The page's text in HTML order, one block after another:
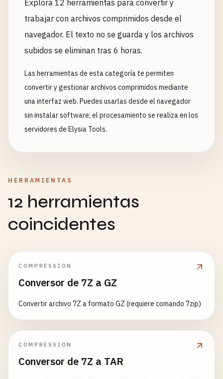
Explora 12 herramientas para convertir y
trabajar con archivos comprimidos desde el
navegador. El texto no se guarda y los archivos
subidos se eliminan tras 6 horas.
Las herramientas de esta categoría te permiten
convertir y gestionar archivos comprimidos mediante
una interfaz web. Puedes usarlas desde el navegador
sin instalar software; el procesamiento se realiza en los
servidores de Elysia Tools.
HERRAMIENTAS
12 herramientas
coincidentes
COMPRESSION
Conversor de 7Z a GZ
Convertir archivo 7Z a formato GZ (requiere comando 7zip)
COMPRESSION
Conversor de 7Z a TAR